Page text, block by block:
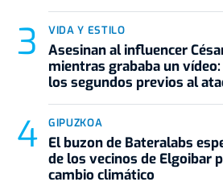
VIDA Y ESTILO
Asesinan al influencer
mientras grababa un
los segundos previos al
GIPUZKOA
El buzon de Bateralabs
de los vecinos de Elgoibar
cambio climático